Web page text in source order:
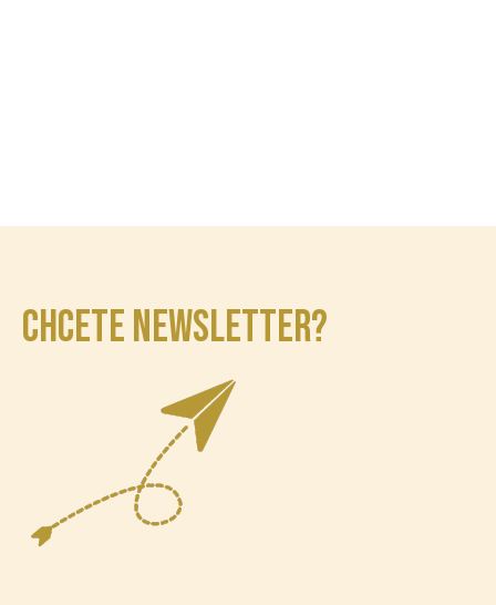
CHCETE NEWSLETTER?